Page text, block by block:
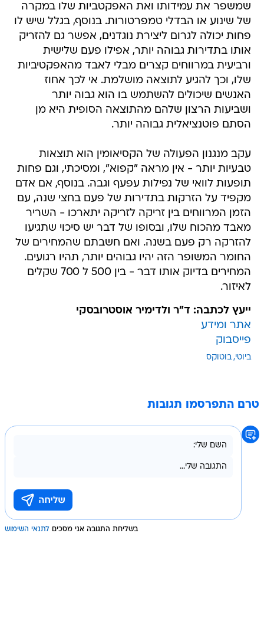
שמשפר את עמידותו ואת האפקטביות שלו במקרה
של שינוע או הבדלי טמפרטורות. בנוסף, בגלל שיש לו
פחות יכולה לגרום ליצירת נוגדנים, אפשר גם להזריק
אותו בתדירות גבוהה יותר, אפילו פעם שלישית
ורביעית במרווחים קצרים מבלי לאבד מהאפקטיביות
שלו, וכך להגיע לתוצאה מושלמת. אי לכך אחוז
האנשים שיכולים להשתמש בו הוא גבוה יותר
ושביעות הרצון שלהם מהתוצאה הסופית היא מן
הסתם פוטנציאלית גבוהה יותר.
עקב מנגנון הפעולה של הקסיאומין הוא תוצאות
טבעיות יותר - אין מראה "קפוא", ומסיכתי, וגם פחות
תופעות לוואי של נפילות עפעף וגבה. בנוסף, אם אדם
מקפיד על הזרקות בתדירות של פעם בחצי שנה, עם
הזמן המרווחים בין זריקה לזריקה יתארכו - השריר
מאבד מהכוח שלו, ובסופו של דבר יש סיכוי שתגיעו
להזרקה רק פעם בשנה. ואם חשבתם שהמחירים של
החומר המשופר הזה יהיו גבוהים יותר, תהיו רגועים.
המחירים בדיוק אותו דבר - בין 500 ל 700 שקלים
לאיזור.
ייעץ לכתבה: ד"ר ולדימיר אוסטרובסקי
אתר ומידע
פייסבוק
ביוטי בוטוקס
טרם התפרסמו תגובות
בשליחת התגובה אני מסכים לתנאי השימוש